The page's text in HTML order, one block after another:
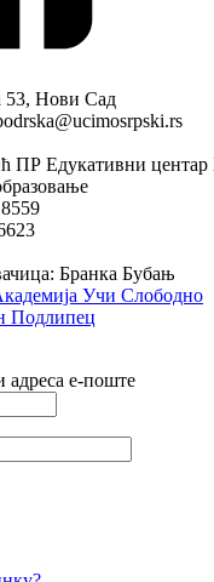
53, Нови Сад
ПР Едукативни
Бранка Бубањ
Учи Слободно
Подлипец
е-поште